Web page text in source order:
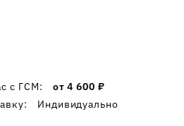
c ГСМ:
от 4 600 ₽
Индивидуально